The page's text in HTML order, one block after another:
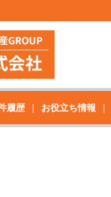
履歴 お役立ち情報